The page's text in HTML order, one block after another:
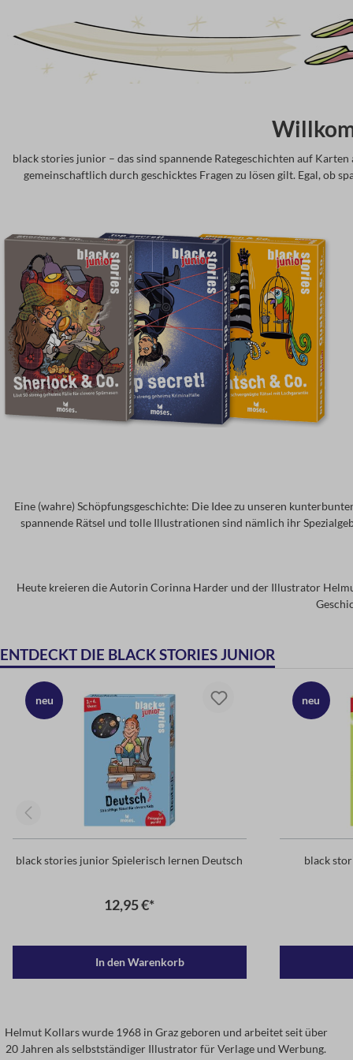
black stories junior – das sind spannende Rategeschichten auf
gemeinschaftlich durch geschicktes Fragen zu lösen gilt. Egal, ob
Eine (wahre) Schöpfungsgeschichte: Die Idee zu unseren
spannende Rätsel und tolle Illustrationen sind nämlich ihr
Heute kreieren die Autorin Corinna Harder und der Illustrator
ENTDECKT DIE BLACK STORIES JUNIOR
neu
black stories junior Spielerisch lernen Deutsch
12,95 €*
In den Warenkorb
neu
black
Helmut Kollars wurde 1968 in Graz geboren und arbeitet seit über
20 Jahren als selbstständiger Illustrator für Verlage und Werbung.